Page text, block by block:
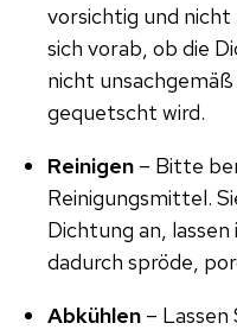
vorsichtig und
sich vorab, ob die
nicht
gequetscht wird.
Reinigen – Bitte
Reinigungsmittel.
Dichtung an,
dadurch spröde,
Abkühlen –